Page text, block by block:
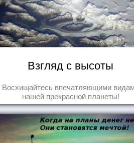
Взгляд с высоты
Восхищайтесь впечатляющими
нашей прекрасной планеты!